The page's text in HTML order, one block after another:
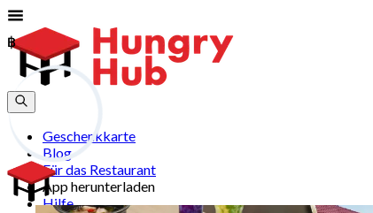
Geschenkkarte
Blog
Für das Restaurant
App herunterladen
Hilfe
฿
฿